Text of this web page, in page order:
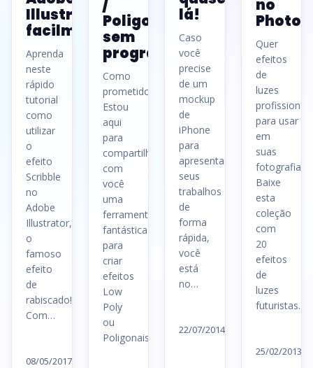
Illustrator
facilmente
Aprenda
neste
rápido
tutorial
como
utilizar
o
efeito
Scribble
no
Adobe
Illustrator,
o
famoso
efeito
de
rabiscado!
Com…
08/05/2017
/
Poligonal
sem
programas
Como
prometido!!
Estou
aqui
para
compartilhar
com
você
uma
ferramenta
fantástica
para
criar
efeitos
Low
Poly
ou
Poligonais…
lá!
Caso
você
precise
de um
mockup
de
iPhone
para
apresentar
seus
trabalhos
de
forma
rápida,
você
está
no…
22/07/2014
no
Quer
efeitos
de
luzes
profissionais
para usar
em
suas
fotografias?
Baixe
esta
coleção
com
20
efeitos
de
luzes
futuristas…
25/02/2013